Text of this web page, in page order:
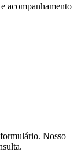
acompanhamento
Nosso